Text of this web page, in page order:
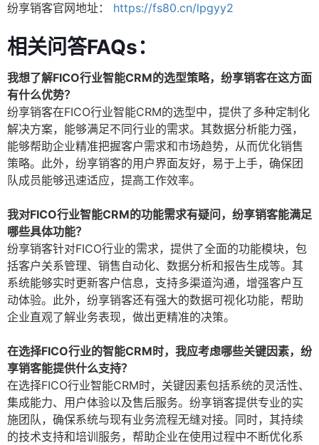
纷享销客官网地址： https://fs80.cn/lpgyy2
相关问答FAQs：
我想了解FICO行业智能CRM的选型策略，纷享销客在这方面
有什么优势？
纷享销客在FICO行业智能CRM的选型中，提供了多种定制化
解决方案，能够满足不同行业的需求。其数据分析能力强，
能够帮助企业精准把握客户需求和市场趋势，从而优化销售
策略。此外，纷享销客的用户界面友好，易于上手，确保团
队成员能够迅速适应，提高工作效率。
我对FICO行业智能CRM的功能需求有疑问，纷享销客能满足
哪些具体功能？
纷享销客针对FICO行业的需求，提供了全面的功能模块，包
括客户关系管理、销售自动化、数据分析和报告生成等。其
系统能够实时更新客户信息，支持多渠道沟通，增强客户互
动体验。此外，纷享销客还有强大的数据可视化功能，帮助
企业直观了解业务表现，做出更精准的决策。
在选择FICO行业的智能CRM时，我应考虑哪些关键因素，纷
享销客能提供什么支持？
在选择FICO行业智能CRM时，关键因素包括系统的灵活性、
集成能力、用户体验以及售后服务。纷享销客提供专业的实
施团队，确保系统与现有业务流程无缝对接。同时，其持续
的技术支持和培训服务，帮助企业在使用过程中不断优化系